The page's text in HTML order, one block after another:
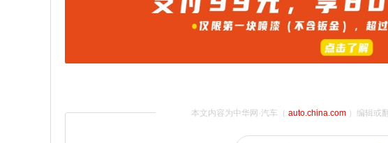
本文内容为中华网·汽车（ auto.china.com）编辑或